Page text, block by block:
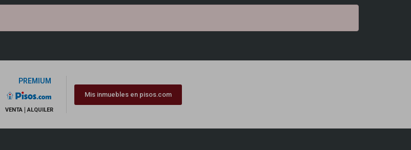
PREMIUM
VENTA ALQUILER
Mis inmuebles en pisos.com